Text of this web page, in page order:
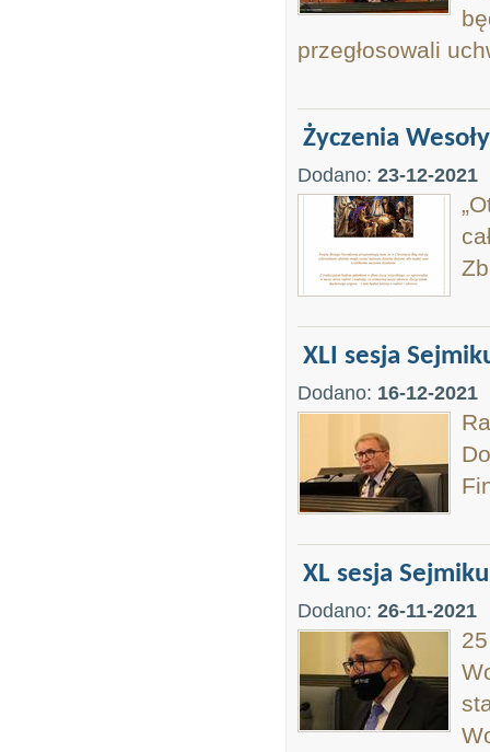
przegłosowali
Życzenia
Dodano: 23-12-2021
XLI sesja
Dodano: 16-12-2021
XL sesja Sejmiku
Dodano: 26-11-2021